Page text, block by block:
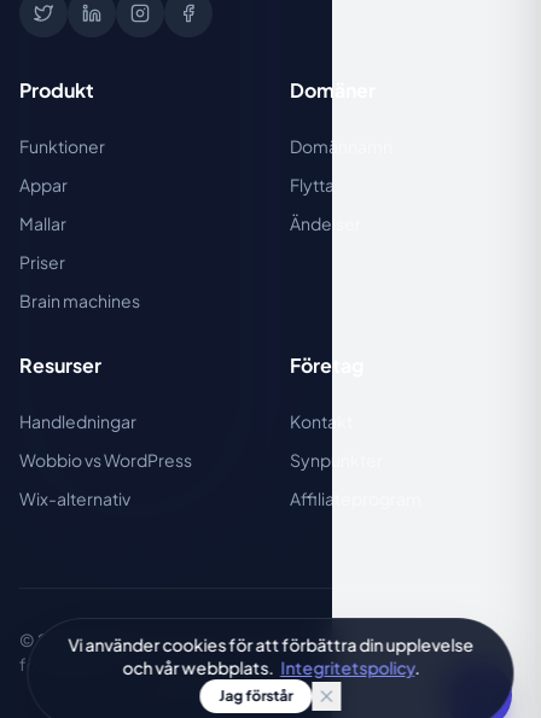
Produkt
Funktioner
Appar
Mallar
Priser
Brain machines
Domäner
Domännamn
Flytta
Ändelser
Resurser
Handledningar
Wobbio vs WordPress
Wix-alternativ
Företag
Kontakt
Synpunkter
Affiliateprogram
© 2026 Wobbio (Internet Company BV) · Alla rättigheter
förbehållna.
IntegritetspolicyAnvändarvillkor
Vi använder cookies för att förbättra din upplevelse
och vår webbplats. Integritetspolicy.
Jag förstår